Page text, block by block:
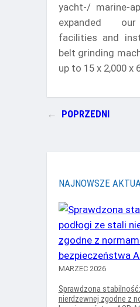
yacht-/ marine-
expanded
facilities and
belt grinding
up to 15 x 2,000 x
← POPRZEDNI
NAJNOWSZE
MARZEC 2026
Sprawdzona
nierdzewnej zgodne z